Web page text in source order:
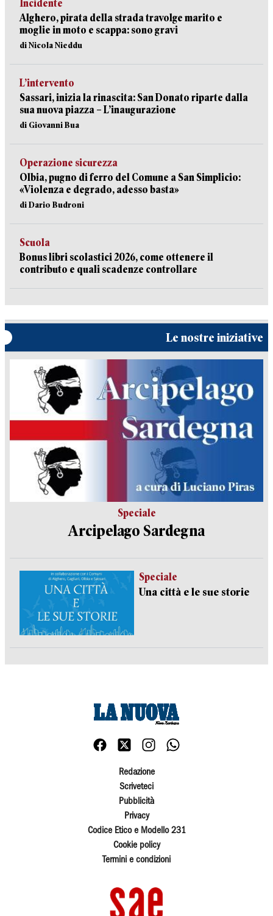
Incidente
Alghero, pirata della strada travolge marito e
moglie in moto e scappa: sono gravi
di Nicola Nieddu
L’intervento
Sassari, inizia la rinascita: San Donato riparte dalla
sua nuova piazza – L’inaugurazione
di Giovanni Bua
Operazione sicurezza
Olbia, pugno di ferro del Comune a San Simplicio:
«Violenza e degrado, adesso basta»
di Dario Budroni
Scuola
Bonus libri scolastici 2026, come ottenere il
contributo e quali scadenze controllare
Le nostre iniziative
Speciale
Arcipelago Sardegna
Speciale
Una città e le sue storie
Redazione
Scriveteci
Pubblicità
Privacy
Codice Etico e Modello 231
Cookie policy
Termini e condizioni